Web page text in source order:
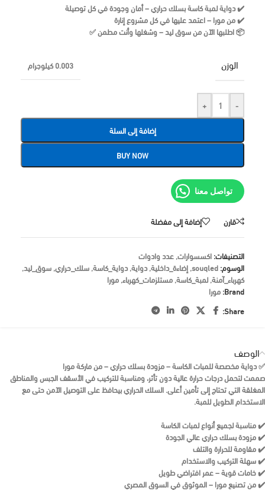
✔️ دواية لمبة كاسة بسلك حراري – أمان وجودة في كل توصيلة
✔️ من مورا – اعتمد عليها في كل مشروع إنارة
📦 اطلبها الآن من سوق ليد – وشغلها وأنت مطمن ✅
الوزن 0.003 كيلوجرام
-
+
إضافة إلى السلة
BUY NOW
تواصل معنا
قارن إضافة إلى مفضلة
التصنيفات:اكسسوارات,عدد وادوات
الوسوم:souqled
,إضاءة_داخلية,دواية,دواية_كاسة,سلك_حراري,سوق_ليد,
كهرباء_آمنة,لمبة_كاسة,مستلزمات_كهرباء,مورا
Brand: مورا
Share:
الوصف
✅دواية مخصصة للمبات الكاسة – مزودة بسلك حراري – من ماركة مورا
صممت لتحمل درجات حرارة عالية دون تأثر، ومناسبة للتركيب في الأسقف الجبس والمناطق
المغلقة التي تحتاج إلى تأمين أعلى. السلك الحراري بيحافظ على التوصيل الآمن حتى مع
الاستخدام الطويل للمبة.
✔️ مناسبة لجميع أنواع لمبات الكاسة
✔️ مزودة بسلك حراري عالي الجودة
✔️ مقاومة للحرارة والتلف
✔️ سهلة التركيب والاستخدام
✔️ خامات قوية – عمر افتراضي طويل
✔️ من تصنيع مورا – الموثوق في السوق المصري